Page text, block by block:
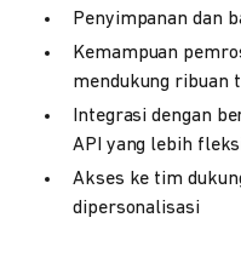
Penyimpanan dan
Kemampuan
mendukung ribuan
Integrasi dengan
API yang lebih
Akses ke tim
dipersonalisasi